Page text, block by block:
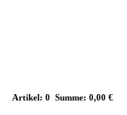
Artikel: 0 Summe: 0,00 €